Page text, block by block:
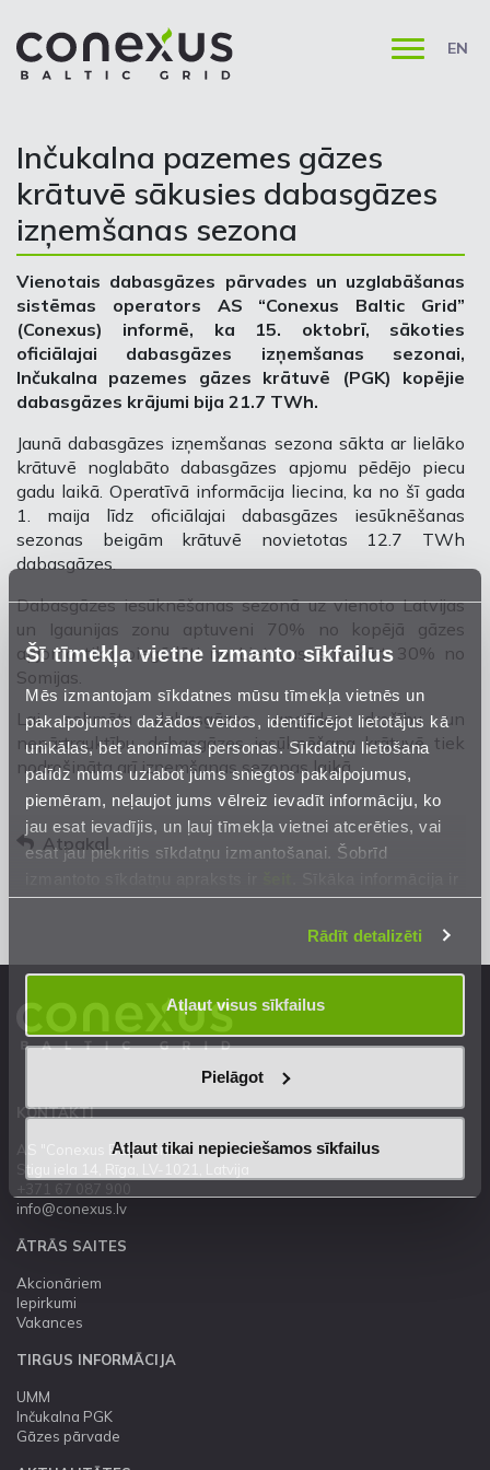
Šī tīmekļa vietne izmanto sīkfailus
Mēs izmantojam sīkdatnes mūsu tīmekļa vietnēs un
pakalpojumos dažādos veidos, identificējot lietotājus kā
unikālas, bet anonīmas personas. Sīkdatņu lietošana
palīdz mums uzlabot jums sniegtos pakalpojumus,
piemēram, neļaujot jums vēlreiz ievadīt informāciju, ko
jau esat ievadījis, un ļauj tīmekļa vietnei atcerēties, vai
esat jau piekritis sīkdatņu izmantošanai. Šobrīd
mūsuPrivātuma atrunā.
Rādīt detalizēti
Atļaut visus sīkfailus
Pielāgot
Atļaut tikai nepieciešamos sīkfailus
EN
Inčukalna pazemes gāzes
krātuvē sākusies dabasgāzes
izņemšanas sezona
Vienotais dabasgāzes pārvades un uzglabāšanas
sistēmas operators AS “Conexus Baltic Grid”
(Conexus) informē, ka 15. oktobrī, sākoties
oficiālajai dabasgāzes izņemšanas sezonai,
Inčukalna pazemes gāzes krātuvē (PGK) kopējie
dabasgāzes krājumi bija 21.7 TWh.
Jaunā dabasgāzes izņemšanas sezona sākta ar lielāko
krātuvē noglabāto dabasgāzes apjomu pēdējo piecu
gadu laikā. Operatīvā informācija liecina, ka no šī gada
1. maija līdz oficiālajai dabasgāzes iesūknēšanas
sezonas beigām krātuvē novietotas 12.7 TWh
dabasgāzes.
Dabasgāzes iesūknēšanas sezonā uz vienoto Latvijas
un Igaunijas zonu aptuveni 70% no kopējā gāzes
apjoma tika piegādāti no Lietuvas, savukārt 30% no
Somijas.
Lai sekmētu dabasgāzes apgādes drošību un
nepārtrauktību, dabasgāzes iesūknēšana krātuvē tiek
nodrošināta arī izņemšanas sezonas laikā.
Atpakaļ
KONTAKTI
AS "Conexus Baltic Grid"
info@conexus.lv
ĀTRĀS SAITES
Akcionāriem
Iepirkumi
Vakances
TIRGUS INFORMĀCIJA
UMM
Inčukalna PGK
Gāzes pārvade